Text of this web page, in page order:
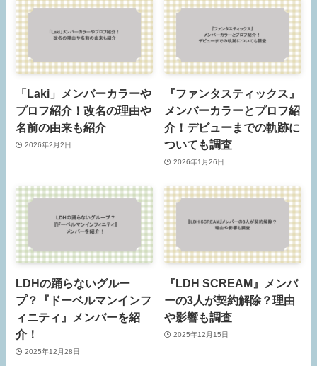
「Laki」メンバーカラーや
プロフ紹介！改名の理由や
名前の由来も紹介
2026年2月2日
『ファンタスティックス』
メンバーカラーとプロフ紹
介！デビューまでの軌跡に
ついても調査
2026年1月26日
LDHの踊らないグルー
プ？『ドーベルマンインフ
ィニティ』メンバーを紹
介！
2025年12月28日
『LDH SCREAM』メンバ
ーの3人が契約解除？理由
や影響も調査
2025年12月15日